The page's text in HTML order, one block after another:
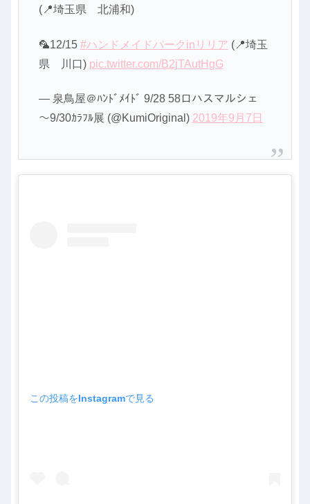
(📍埼玉県 北浦和)
🦜12/15 #ハンドメイドパークinリリア (📍埼玉
県 川口) pic.twitter.com/B2jTAutHgG
— 泉鳥屋＠ﾊﾝﾄﾞﾒｲﾄﾞ 9/28 58ロハスマルシェ
〜9/30ｶﾗﾌﾙ展 (@KumiOriginal) 2019年9月7日
この投稿をInstagramで見る